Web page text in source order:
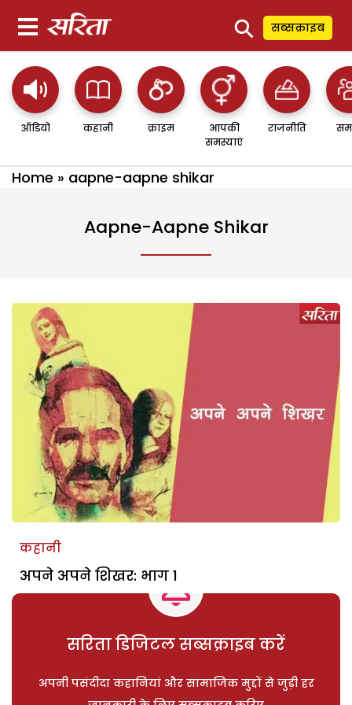
⚲ सब्सक्राइब
ऑडियो कहानी क्राइम
आपकी
समस्याएं
राजनीति
Home » aapne-aapne shikar
Aapne-Aapne Shikar
कहानी
अपने अपने शिखर: भाग 1
सरिता डिजिटल सब्सक्राइब करें
अपनी पसंदीदा कहानियां और सामाजिक मुद्दों से जुड़ी हर